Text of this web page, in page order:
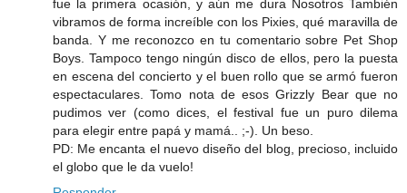
fue la primera ocasión, y aún me dura Nosotros También
vibramos de forma increíble con los Pixies, qué maravilla de
banda. Y me reconozco en tu comentario sobre Pet Shop
Boys. Tampoco tengo ningún disco de ellos, pero la puesta
en escena del concierto y el buen rollo que se armó fueron
espectaculares. Tomo nota de esos Grizzly Bear que no
pudimos ver (como dices, el festival fue un puro dilema
para elegir entre papá y mamá.. ;-). Un beso.
PD: Me encanta el nuevo diseño del blog, precioso, incluido
el globo que le da vuelo!